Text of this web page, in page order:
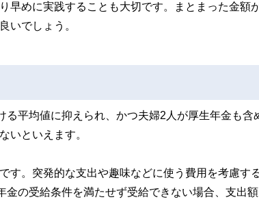
早めに実践することも大切です。まとまった金額
いでしょう。
平均値に抑えられ、かつ夫婦2人が厚生年金も含
いといえます。
す。突発的な支出や趣味などに使う費用を考慮す
の受給条件を満たせず受給できない場合、支出